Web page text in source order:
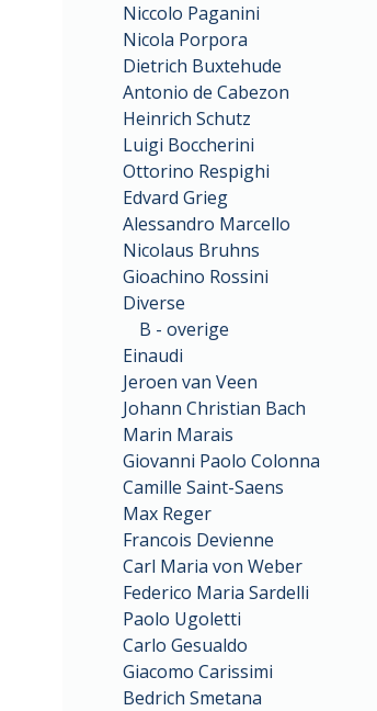
Niccolo Paganini
Nicola Porpora
Dietrich Buxtehude
Antonio de Cabezon
Heinrich Schutz
Luigi Boccherini
Ottorino Respighi
Edvard Grieg
Alessandro Marcello
Nicolaus Bruhns
Gioachino Rossini
Diverse
B - overige
Einaudi
Jeroen van Veen
Johann Christian Bach
Marin Marais
Giovanni Paolo Colonna
Camille Saint-Saens
Max Reger
Francois Devienne
Carl Maria von Weber
Federico Maria Sardelli
Paolo Ugoletti
Carlo Gesualdo
Giacomo Carissimi
Bedrich Smetana